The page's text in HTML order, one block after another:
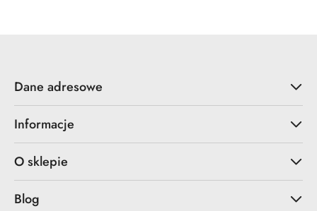
Dane adresowe
Informacje
O sklepie
Blog